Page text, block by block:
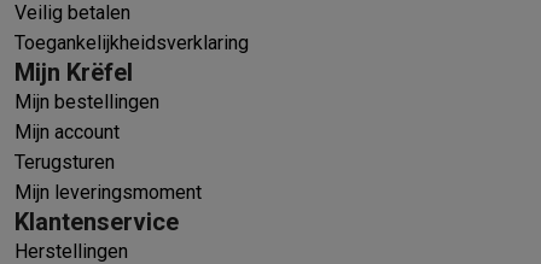
Veilig betalen
Toegankelijkheidsverklaring
Mijn Krëfel
Mijn bestellingen
Mijn account
Terugsturen
Mijn leveringsmoment
Klantenservice
Herstellingen